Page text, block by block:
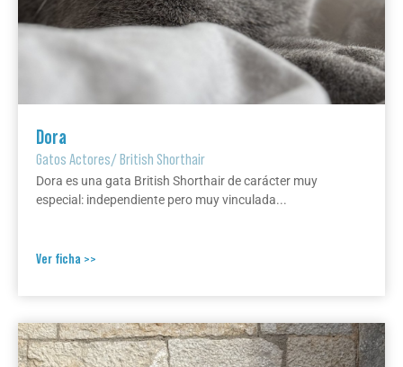
Dora
Gatos Actores/British Shorthair
Dora es una gata British Shorthair de carácter muy
especial: independiente pero muy vinculada...
Ver ficha >>